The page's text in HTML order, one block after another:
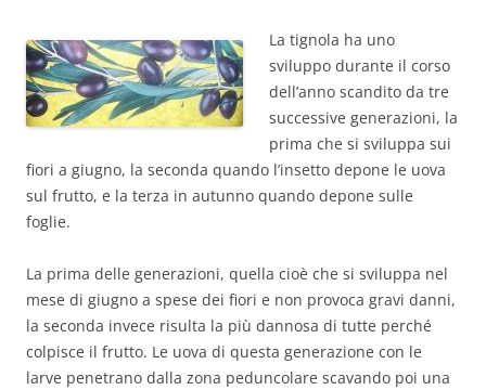
La tignola ha uno
sviluppo durante il corso
dell’anno scandito da tre
successive generazioni, la
prima che si sviluppa sui
fiori a giugno, la seconda quando l’insetto depone le uova
sul frutto, e la terza in autunno quando depone sulle
foglie.
La prima delle generazioni, quella cioè che si sviluppa nel
mese di giugno a spese dei fiori e non provoca gravi danni,
la seconda invece risulta la più dannosa di tutte perché
colpisce il frutto. Le uova di questa generazione con le
larve penetrano dalla zona peduncolare scavando poi una